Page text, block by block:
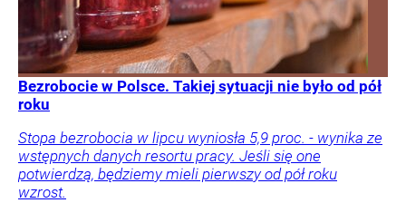
Bezrobocie w Polsce. Takiej sytuacji nie było od pół
roku
Stopa bezrobocia w lipcu wyniosła 5,9 proc. - wynika ze
wstępnych danych resortu pracy. Jeśli się one
potwierdzą, będziemy mieli pierwszy od pół roku
wzrost.